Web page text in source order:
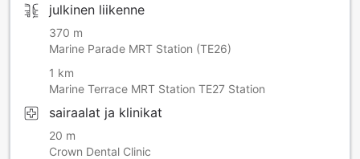
julkinen liikenne
370 m
Marine Parade MRT Station (TE26)
1 km
Marine Terrace MRT Station TE27 Station
sairaalat ja klinikat
20 m
Crown Dental Clinic